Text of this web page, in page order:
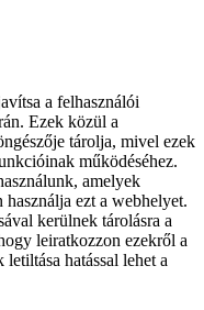
a felhasználói
Ezek közül a
tárolja, mivel ezek
működéséhez.
amelyek
használja ezt a webhelyet.
kerülnek tárolásra a
leiratkozzon ezekről a
hatással lehet a